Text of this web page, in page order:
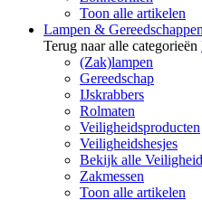
Toon alle artikelen
Lampen & Gereedschappen
Terug naar alle categorieën
(Zak)lampen
Gereedschap
IJskrabbers
Rolmaten
Veiligheidsproducten
Veiligheidshesjes
Bekijk alle
Zakmessen
Toon alle artikelen